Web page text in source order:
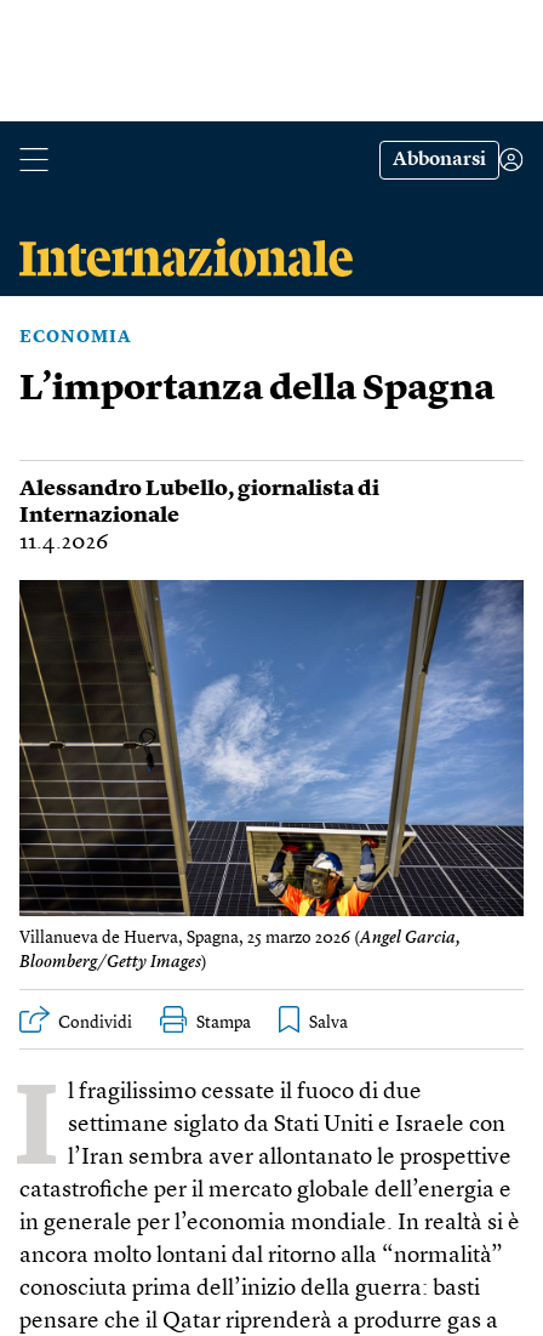
Abbonarsi
ECONOMIA
L’importanza della Spagna
Alessandro Lubello, giornalista di
Internazionale
11.4.2026
Villanueva de Huerva, Spagna, 25 marzo 2026 (Angel Garcia,
Bloomberg/Getty Images)
Condividi Stampa
I l fragilissimo cessate il fuoco di due
settimane siglato da Stati Uniti e Israele con
l’Iran sembra aver allontanato le prospettive
catastrofiche per il mercato globale dell’energia e
in generale per l’economia mondiale. In realtà si è
ancora molto lontani dal ritorno alla “normalità”
conosciuta prima dell’inizio della guerra: basti
pensare che il Qatar riprenderà a produrre gas a